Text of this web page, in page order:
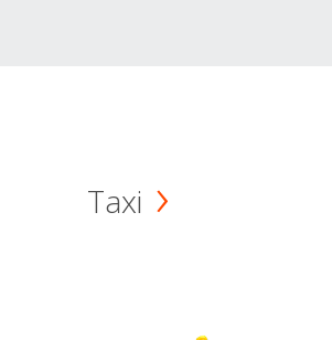
Taxi